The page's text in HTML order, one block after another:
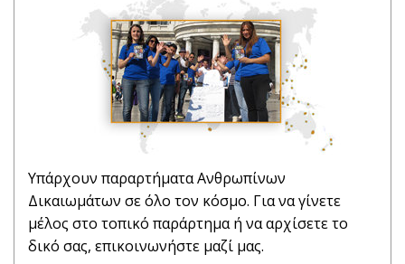
Υπάρχουν παραρτήματα Ανθρωπίνων
Δικαιωμάτων σε όλο τον κόσμο. Για να γίνετε
μέλος στο τοπικό παράρτημα ή να αρχίσετε το
δικό σας, επικοινωνήστε μαζί μας.